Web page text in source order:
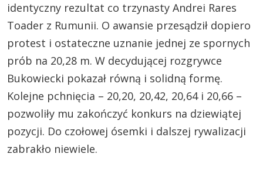
identyczny rezultat co trzynasty Andrei Rares
Toader z Rumunii. O awansie przesądził dopiero
protest i ostateczne uznanie jednej ze spornych
prób na 20,28 m. W decydującej rozgrywce
Bukowiecki pokazał równą i solidną formę.
Kolejne pchnięcia – 20,20, 20,42, 20,64 i 20,66 –
pozwoliły mu zakończyć konkurs na dziewiątej
pozycji. Do czołowej ósemki i dalszej rywalizacji
zabrakło niewiele.